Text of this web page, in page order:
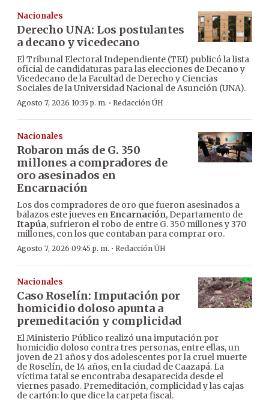
Nacionales
Derecho UNA: Los postulantes
a decano y vicedecano
El Tribunal Electoral Independiente (TEI) publicó la lista
oficial de candidaturas para las elecciones de Decano y
Vicedecano de la Facultad de Derecho y Ciencias
Sociales de la Universidad Nacional de Asunción (UNA).
Agosto 7, 2026 10:35 p. m. · Redacción ÚH
Nacionales
Robaron más de G. 350
millones a compradores de
oro asesinados en
Encarnación
Los dos compradores de oro que fueron asesinados a
balazos este jueves en Encarnación, Departamento de
Itapúa, sufrieron el robo de entre G. 350 millones y 370
millones, con los que contaban para comprar oro.
Agosto 7, 2026 09:45 p. m. · Redacción ÚH
Nacionales
Caso Roselín: Imputación por
homicidio doloso apunta a
premeditación y complicidad
El Ministerio Público realizó una imputación por
homicidio doloso contra tres personas, entre ellas, un
joven de 21 años y dos adolescentes por la cruel muerte
de Roselín, de 14 años, en la ciudad de Caazapá. La
víctima fatal se encontraba desaparecida desde el
viernes pasado. Premeditación, complicidad y las cajas
de cartón: lo que dice la carpeta fiscal.